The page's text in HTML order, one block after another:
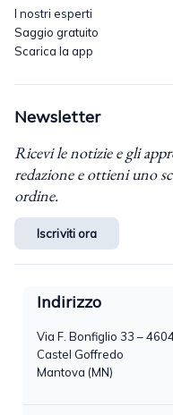
I nostri esperti
Saggio gratuito
Scarica la app
Newsletter
Ricevi le notizie e gli
redazione e ottieni uno
ordine.
Iscriviti ora
Indirizzo
Via F. Bonfiglio 33 –
Castel Goffredo
Mantova (MN)